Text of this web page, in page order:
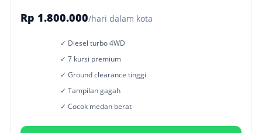
Rp 1.800.000/hari dalam kota
✓ Diesel turbo 4WD
✓ 7 kursi premium
✓ Ground clearance tinggi
✓ Tampilan gagah
✓ Cocok medan berat